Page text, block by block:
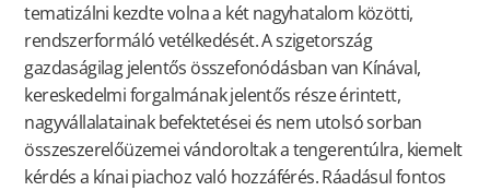
tematizálni kezdte volna a két nagyhatalom közötti,
rendszerformáló vetélkedését. A szigetország
gazdaságilag jelentős összefonódásban van Kínával,
kereskedelmi forgalmának jelentős része érintett,
nagyvállalatainak befektetései és nem utolsó sorban
összeszerelőüzemei vándoroltak a tengerentúlra, kiemelt
kérdés a kínai piachoz való hozzáférés. Ráadásul fontos